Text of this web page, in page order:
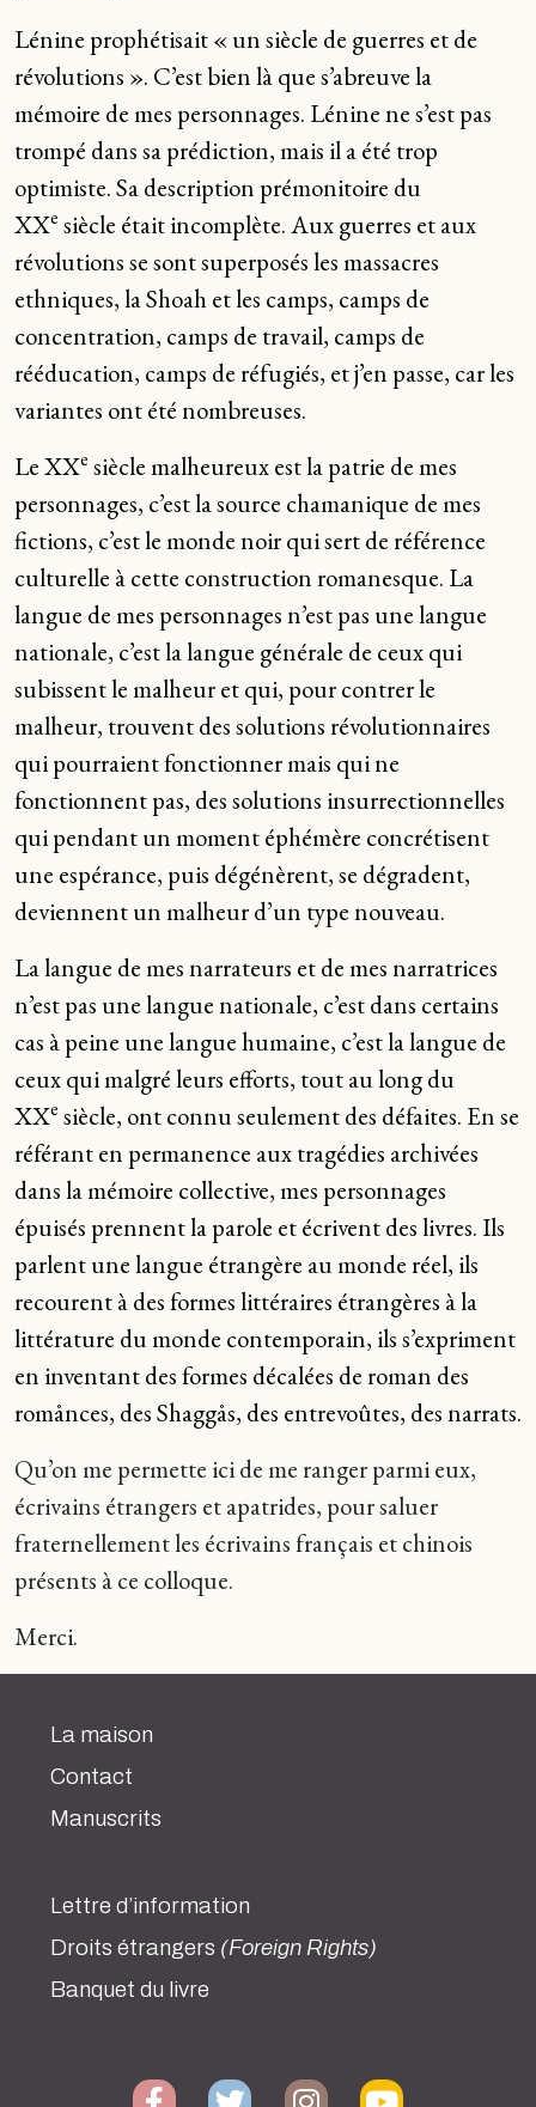
Lénine prophétisait « un siècle de guerres et de
révolutions ». C’est bien là que s’abreuve la
mémoire de mes personnages. Lénine ne s’est pas
trompé dans sa prédiction, mais il a été trop
optimiste. Sa description prémonitoire du
XXe siècle était incomplète. Aux guerres et aux
révolutions se sont superposés les massacres
ethniques, la Shoah et les camps, camps de
concentration, camps de travail, camps de
rééducation, camps de réfugiés, et j’en passe, car les
variantes ont été nombreuses.
Le XXe siècle malheureux est la patrie de mes
personnages, c’est la source chamanique de mes
fictions, c’est le monde noir qui sert de référence
culturelle à cette construction romanesque. La
langue de mes personnages n’est pas une langue
nationale, c’est la langue générale de ceux qui
subissent le malheur et qui, pour contrer le
malheur, trouvent des solutions révolutionnaires
qui pourraient fonctionner mais qui ne
fonctionnent pas, des solutions insurrectionnelles
qui pendant un moment éphémère concrétisent
une espérance, puis dégénèrent, se dégradent,
deviennent un malheur d’un type nouveau.
La langue de mes narrateurs et de mes narratrices
n’est pas une langue nationale, c’est dans certains
cas à peine une langue humaine, c’est la langue de
ceux qui malgré leurs efforts, tout au long du
XXe siècle, ont connu seulement des défaites. En se
référant en permanence aux tragédies archivées
dans la mémoire collective, mes personnages
épuisés prennent la parole et écrivent des livres. Ils
parlent une langue étrangère au monde réel, ils
recourent à des formes littéraires étrangères à la
littérature du monde contemporain, ils s’expriment
en inventant des formes décalées de roman des
romånces, des Shaggås, des entrevoûtes, des narrats.
Qu’on me permette ici de me ranger parmi eux,
écrivains étrangers et apatrides, pour saluer
fraternellement les écrivains français et chinois
présents à ce colloque.
Merci.
La maison
Contact
Manuscrits
Lettre d’information
Droits étrangers (Foreign Rights)
Banquet du livre